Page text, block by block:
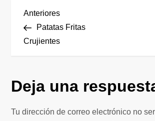
N
a
e
g
Entrada
anterior
Anteriores
Patatas Fritas
Crujientes
Deja una
Tu dirección de correo electrónico no